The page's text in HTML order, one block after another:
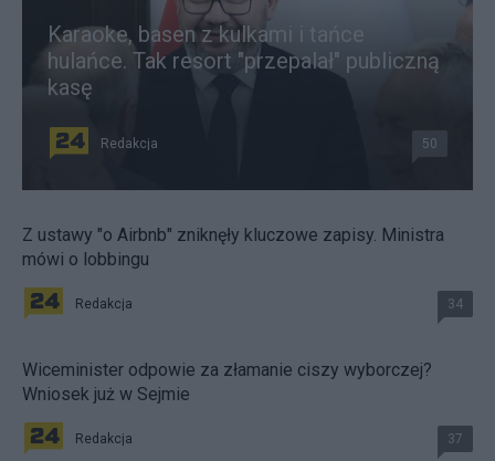
Karaoke, basen z kulkami i tańce
hulańce. Tak resort "przepalał" publiczną
kasę
Redakcja 50
Z ustawy "o Airbnb" zniknęły kluczowe zapisy. Ministra
mówi o lobbingu
Redakcja 34
Wiceminister odpowie za złamanie ciszy wyborczej?
Wniosek już w Sejmie
Redakcja 37